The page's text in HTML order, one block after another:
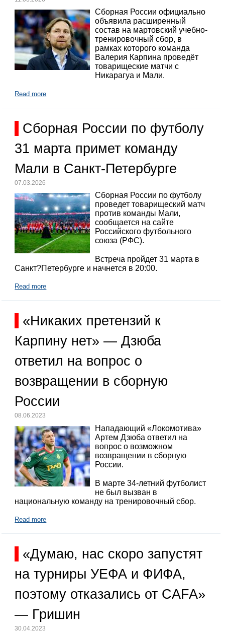
Сборная России официально
объявила расширенный
состав на мартовский учебно-
тренировочный сбор, в
рамках которого команда
Валерия Карпина проведёт
товарищеские матчи с
Никарагуа и Мали.
Read more
Сборная России по футболу
31 марта примет команду
Мали в Санкт-Петербурге
07.03.2026
Сборная России по футболу
проведет товарищеский матч
против команды Мали,
сообщается на сайте
Российского футбольного
союза (РФС).
Встреча пройдет 31 марта в
Санкт?Петербурге и начнется в 20:00.
Read more
«Никаких претензий к
Карпину нет» — Дзюба
ответил на вопрос о
возвращении в сборную
России
08.06.2023
Нападающий «Локомотива»
Артем Дзюба ответил на
вопрос о возможном
возвращении в сборную
России.
В марте 34-летний футболист
не был вызван в
национальную команду на тренировочный сбор.
Read more
«Думаю, нас скоро запустят
на турниры УЕФА и ФИФА,
поэтому отказались от CAFA»
— Гришин
30.04.2023